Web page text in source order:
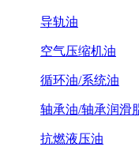
导轨油
空气压缩机油
循环油/系统油
轴承油/轴承润滑
抗燃液压油